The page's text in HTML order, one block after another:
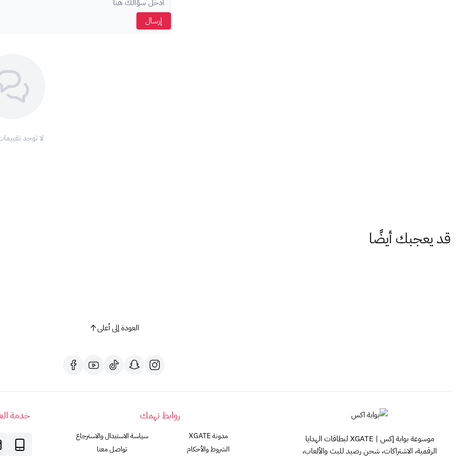
​📞للتواصل فقط
أي اتصال خلاف الرقم الموضح لا تتحمل XGATE مسؤوليته.
إرسال
لا توجد
قد يعجبك أيضًا
العودة إلى أعلى
موسوعة بوابة إكس | XGATE لبطاقات الهدايا
الرقمية، الاشتراكات، شحن رصيد للبث والألعاب،
روابط تهمك
مدونة XGATE
الشروط والأحكام
سياسة الاستبدال والاسترجاع
تواصل معنا
خدمة